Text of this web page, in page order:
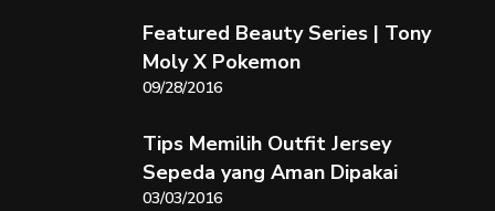
Featured Beauty Series | Tony
Moly X Pokemon
09/28/2016
Tips Memilih Outfit Jersey
Sepeda yang Aman Dipakai
03/03/2016